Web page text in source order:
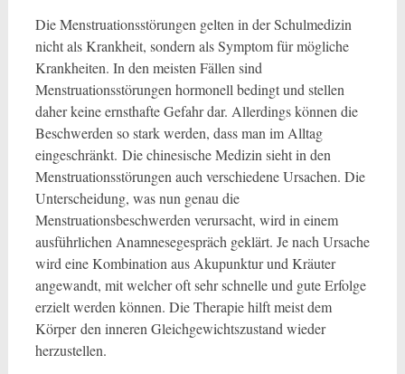
Die Menstruationsstörungen gelten in der Schulmedizin
nicht als Krankheit, sondern als Symptom für mögliche
Krankheiten. In den meisten Fällen sind
Menstruationsstörungen hormonell bedingt und stellen
daher keine ernsthafte Gefahr dar. Allerdings können die
Beschwerden so stark werden, dass man im Alltag
eingeschränkt. Die chinesische Medizin sieht in den
Menstruationsstörungen auch verschiedene Ursachen. Die
Unterscheidung, was nun genau die
Menstruationsbeschwerden verursacht, wird in einem
ausführlichen Anamnesegespräch geklärt. Je nach Ursache
wird eine Kombination aus Akupunktur und Kräuter
angewandt, mit welcher oft sehr schnelle und gute Erfolge
erzielt werden können. Die Therapie hilft meist dem
Körper den inneren Gleichgewichtszustand wieder
herzustellen.